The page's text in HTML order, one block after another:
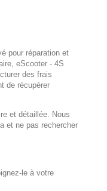
pour réparation et
eScooter - 4S
des frais
de récupérer
et détaillée. Nous
et ne pas rechercher
le à votre